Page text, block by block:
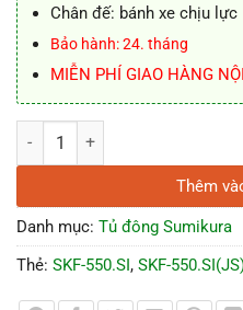
Chân đế: bánh xe chịu lực
Bảo hành: 24. tháng
MIỄN PHÍ GIAO HÀNG
Tủ đông Inverter Sumikura
Thêm
Danh mục: Tủ đông Sumikura
Thẻ: SKF-550.SI, SKF-